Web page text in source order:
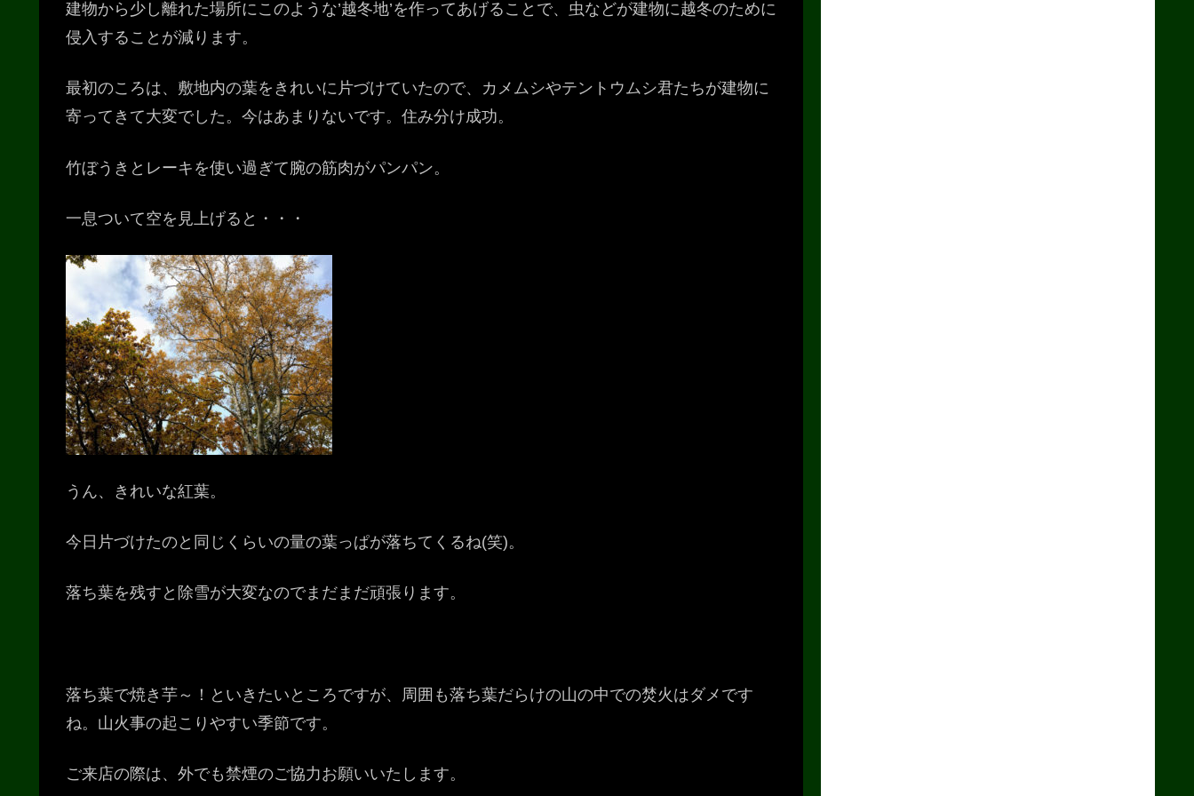
建物から少し離れた場所にこのような’越冬地’を作ってあげることで、虫などが建物に越冬のために
侵入することが減ります。
最初のころは、敷地内の葉をきれいに片づけていたので、カメムシやテントウムシ君たちが建物に
寄ってきて大変でした。今はあまりないです。住み分け成功。
竹ぼうきとレーキを使い過ぎて腕の筋肉がパンパン。
一息ついて空を見上げると・・・
うん、きれいな紅葉。
今日片づけたのと同じくらいの量の葉っぱが落ちてくるね(笑)。
落ち葉を残すと除雪が大変なのでまだまだ頑張ります。
落ち葉で焼き芋～！といきたいところですが、周囲も落ち葉だらけの山の中での焚火はダメです
ね。山火事の起こりやすい季節です。
ご来店の際は、外でも禁煙のご協力お願いいたします。